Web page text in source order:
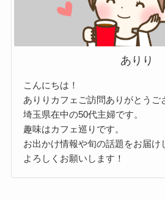
ありり
こんにちは！
ありりカフェご訪問ありがとうご
埼玉県在中の50代主婦です。
趣味はカフェ巡りです。
お出かけ情報や旬の話題をお届け
よろしくお願いします！